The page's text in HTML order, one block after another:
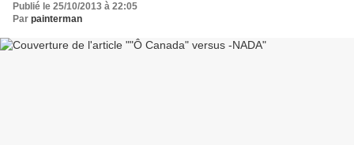
Publié le 25/10/2013 à 22:05
Par painterman